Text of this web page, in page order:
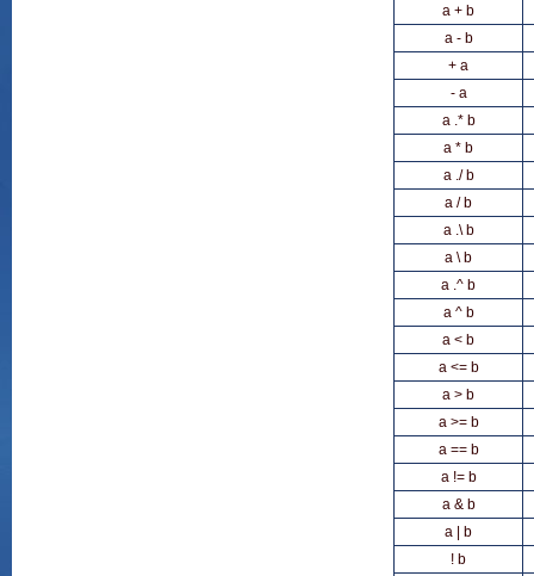
a + b
a - b
+ a
- a
a .* b
a * b
a ./ b
a / b
a .\ b
a \ b
a .^ b
a ^ b
a < b
a <= b
a > b
a >= b
a == b
a != b
a & b
a | b
! b